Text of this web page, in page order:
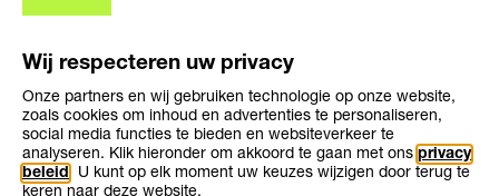
geen overige resultaten gevonden
Wij respecteren uw privacy
Onze partners en wij gebruiken technologie op onze website,
zoals cookies om inhoud en advertenties te personaliseren,
social media functies te bieden en websiteverkeer te
analyseren. Klik hieronder om akkoord te gaan met ons privacy
beleid . U kunt op elk moment uw keuzes wijzigen door terug te
keren naar deze website.